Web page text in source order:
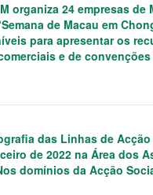
organiza 24 empresas de
de Macau em
para apresentar os
e de
das Linhas de
de 2022 na Área dos
domínios da Acção